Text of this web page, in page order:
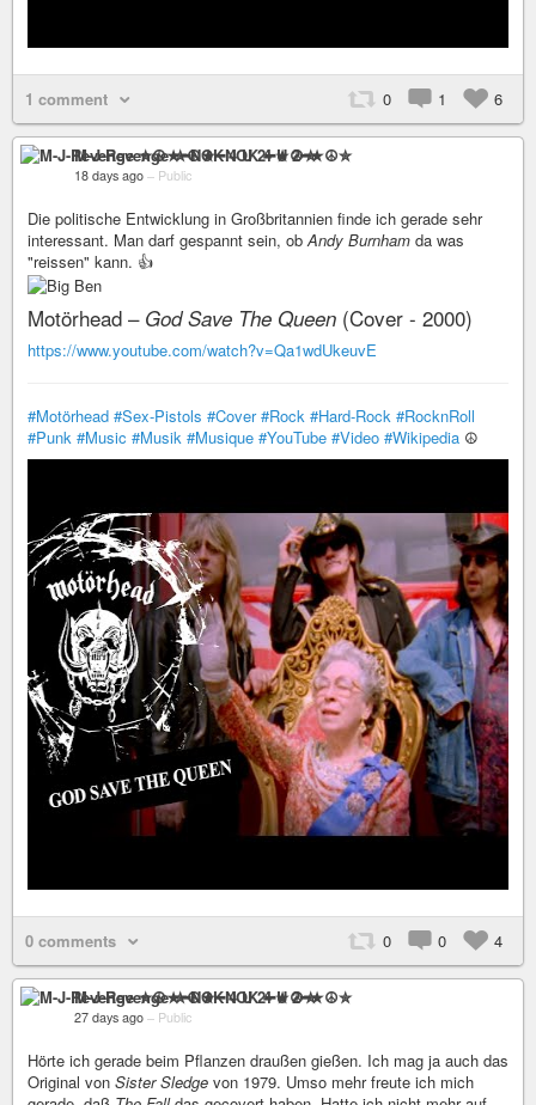
1 comment 0 1 6
M-J-Revenge ✮☮★━NOK 4 U 2━★☮✮
18 days ago – Public
Die politische Entwicklung in Großbritannien finde ich gerade sehr
interessant. Man darf gespannt sein, obAndy Burnham da was
"reissen" kann. 👍
Motörhead – God Save The Queen (Cover - 2000)
https://www.youtube.com/watch?v=Qa1wdUkeuvE
#Motörhead #Sex-Pistols #Cover #Rock #Hard-Rock #RocknRoll
#Punk #Music #Musik #Musique #YouTube #Video #Wikipedia ☮️
0 comments 0 0 4
M-J-Revenge ✮☮★━NOK 4 U 2━★☮✮
27 days ago – Public
Hörte ich gerade beim Pflanzen draußen gießen. Ich mag ja auch das
Original von Sister Sledge von 1979. Umso mehr freute ich mich